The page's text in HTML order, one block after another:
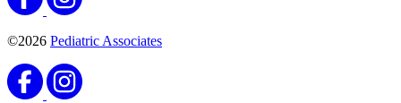
©2026 Pediatric Associates